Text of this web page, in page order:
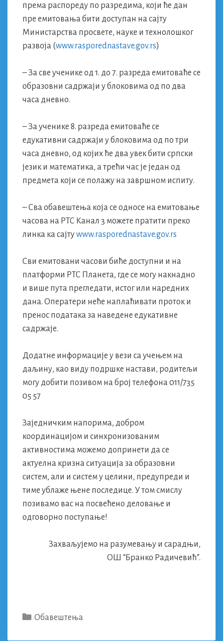
према распореду по разредима, који ће дан
пре емитовања бити доступан на сајту
Министарства просвете, науке и технолошког
развоја (www.rasporednastave.gov.rs)
– За све ученике од 1. до 7. разреда емитоваће се
образовни садржаји у блоковима од по два
часа дневно.
– За ученике 8. разреда емитоваће се
едукативни садржаји у блоковима од по три
часа дневно, од којих ће два увек бити српски
језик и математика, а трећи час је један од
предмета који се полажу на завршном испиту.
– Сва обавештења која се односе на емитовање
часова на РТС Канал 3 можете пратити преко
линка ка сајтуwww.rasporednastave.gov.rs
Сви емитовани часови биће доступни и на
платформи РТС Планета, где се могу накнадно
и више пута прегледати, истог или наредних
дана. Оператери неће наплаћивати проток и
пренос података за наведене едукативне
садржаје.
Додатне информације у вези са учењем на
даљину, као виду подршке настави, родитељи
могу добити позивом на број телефона 011/735
05 57
Заједничким напорима, добром
координацијом и синхронизованим
активностима можемо допринети да се
актуелна кризна ситуација за образовни
систем, али и систем у целини, предупреди и
тиме ублаже њене последице. У том смислу
позивамо вас на посвећено деловање и
одговорно поступање!
Захваљујемо на разумевању и сарадњи,
ОШ “Бранко Радичевић”.
Categories
Обавештења